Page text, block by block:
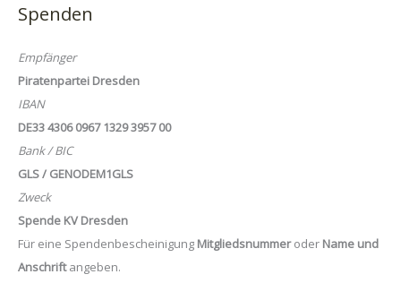
Spenden
Empfänger
Piratenpartei Dresden
IBAN
DE33 4306 0967 1329 3957 00
Bank / BIC
GLS / GENODEM1GLS
Zweck
Spende KV Dresden
Für eine Spendenbescheinigung Mitgliedsnummeroder Name und
Anschriftangeben.